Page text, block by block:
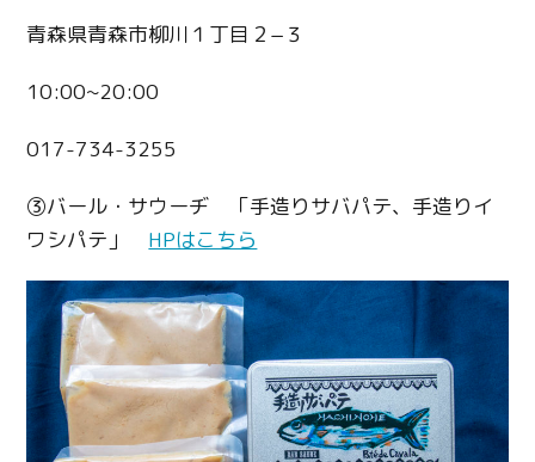
青森県青森市柳川１丁目２−３
10:00~20:00
017-734-3255
③バール・サウーヂ 「手造りサバパテ、手造りイ
ワシパテ」 HPはこちら